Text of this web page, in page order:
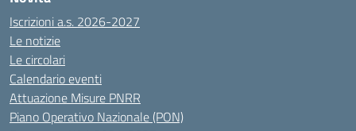
Iscrizioni a.s. 2026-2027
Le notizie
Le circolari
Calendario eventi
Attuazione Misure PNRR
Piano Operativo Nazionale (PON)